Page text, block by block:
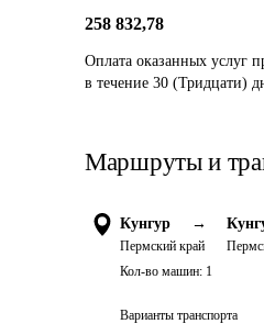
258 832,78
Оплата оказанных услуг
в течение 30 (Тридцати)
Маршруты и
Кунгур →
Пермский край
Кол-во машин: 1
Варианты транспорта